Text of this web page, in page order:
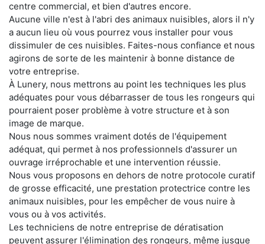
centre commercial, et bien d'autres encore.
Aucune ville n'est à l'abri des animaux nuisibles, alors il n'y
a aucun lieu où vous pourrez vous installer pour vous
dissimuler de ces nuisibles. Faites-nous confiance et nous
agirons de sorte de les maintenir à bonne distance de
votre entreprise.
À Lunery, nous mettrons au point les techniques les plus
adéquates pour vous débarrasser de tous les rongeurs qui
pourraient poser problème à votre structure et à son
image de marque.
Nous nous sommes vraiment dotés de l'équipement
adéquat, qui permet à nos professionnels d'assurer un
ouvrage irréprochable et une intervention réussie.
Nous vous proposons en dehors de notre protocole curatif
de grosse efficacité, une prestation protectrice contre les
animaux nuisibles, pour les empêcher de vous nuire à
vous ou à vos activités.
Les techniciens de notre entreprise de dératisation
peuvent assurer l'élimination des rongeurs, même jusque